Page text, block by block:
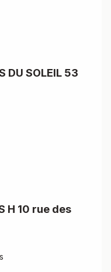
DU SOLEIL 53
H 10 rue des